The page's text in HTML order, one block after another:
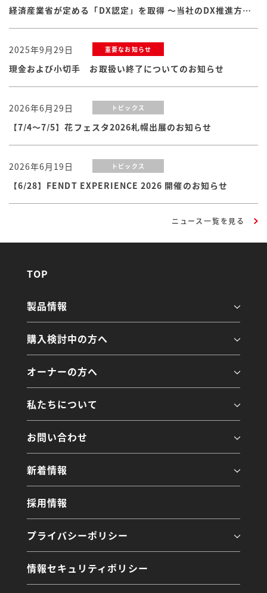
経済産業省が定める「DX認定」を取得 ～当社のDX推進方針・体制および取り組みが認められました
2025年9月29日 重要なお知らせ
現金および小切手 お取扱い終了についてのお知らせ
2026年6月29日 トピックス
【7/4～7/5】花フェスタ2026札幌出展のお知らせ
2026年6月19日 トピックス
【6/28】FENDT EXPERIENCE 2026 開催のお知らせ
ニュース一覧を見る
TOP
製品情報
購入検討中の方へ
オーナーの方へ
私たちについて
お問い合わせ
新着情報
採用情報
プライバシーポリシー
情報セキュリティポリシー